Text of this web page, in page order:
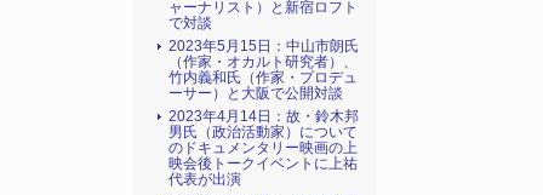
ャーナリスト）と新宿ロフト
で対談
2023年5月15日：中山市朗氏
（作家・オカルト研究者）、
竹内義和氏（作家・プロデュ
ーサー）と大阪で公開対談
2023年4月14日：故・鈴木邦
男氏（政治活動家）について
のドキュメンタリー映画の上
映会後トークイベントに上祐
代表が出演